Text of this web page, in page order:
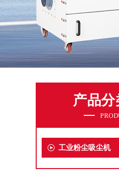
产品分
工业粉尘吸尘机